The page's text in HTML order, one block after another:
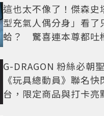
這也太不像了！傑森史
型充氣人偶分身」看了
蛤？ 驚喜連本尊都吐
G-DRAGON 粉絲必朝
《玩具總動員》聯名快
台，限定商品與打卡亮